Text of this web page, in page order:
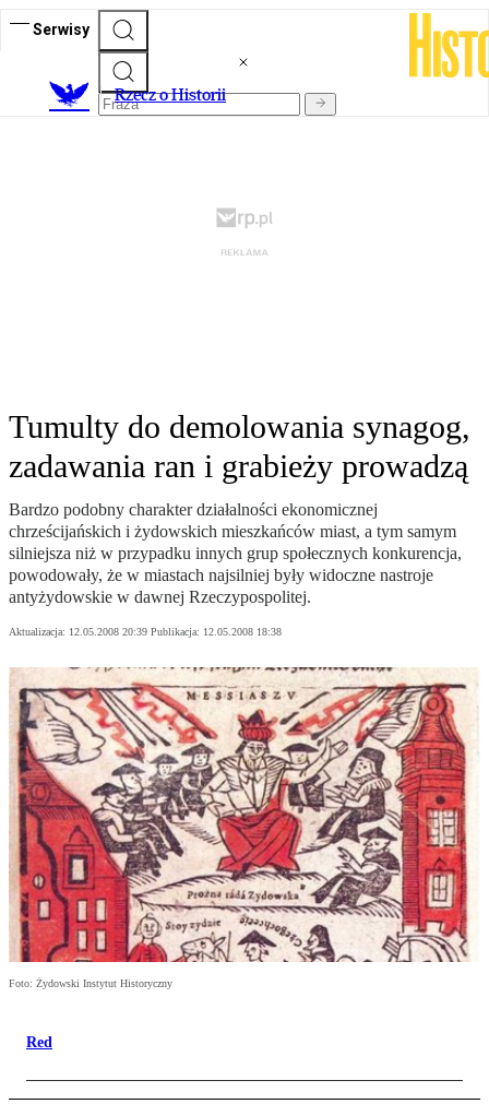
Serwisy
Rzecz o Historii
Tumulty do demolowania synagog,
zadawania ran i grabieży prowadzą
Bardzo podobny charakter działalności ekonomicznej
chrześcijańskich i żydowskich mieszkańców miast, a tym samym
silniejsza niż w przypadku innych grup społecznych konkurencja,
powodowały, że w miastach najsilniej były widoczne nastroje
antyżydowskie w dawnej Rzeczypospolitej.
Aktualizacja: 12.05.2008 20:39 Publikacja: 12.05.2008 18:38
Foto: Żydowski Instytut Historyczny
Red